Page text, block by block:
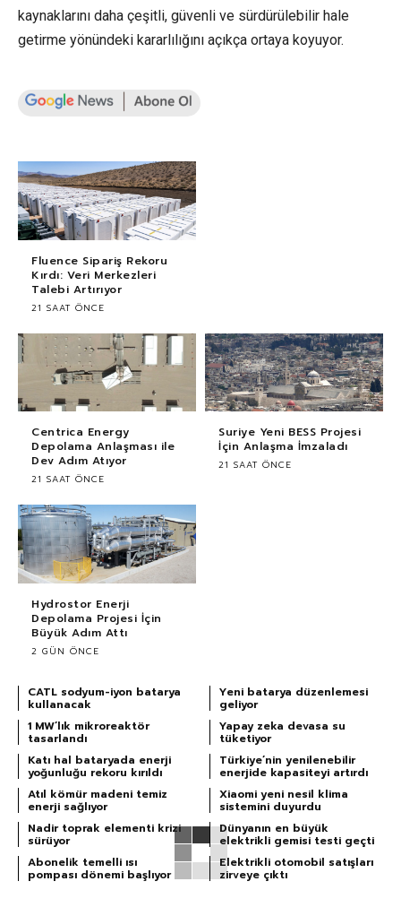
kaynaklarını daha çeşitli, güvenli ve sürdürülebilir hale
getirme yönündeki kararlılığını açıkça ortaya koyuyor.
Fluence Sipariş Rekoru
Kırdı: Veri Merkezleri
Talebi Artırıyor
21 SAAT ÖNCE
Centrica Energy
Depolama Anlaşması ile
Dev Adım Atıyor
21 SAAT ÖNCE
Suriye Yeni BESS Projesi
İçin Anlaşma İmzaladı
21 SAAT ÖNCE
Hydrostor Enerji
Depolama Projesi İçin
Büyük Adım Attı
2 GÜN ÖNCE
CATL sodyum-iyon batarya
kullanacak
Yeni batarya düzenlemesi
geliyor
1 MW’lık mikroreaktör
tasarlandı
Yapay zeka devasa su
tüketiyor
Katı hal bataryada enerji
yoğunluğu rekoru kırıldı
Türkiye’nin yenilenebilir
enerjide kapasiteyi artırdı
Atıl kömür madeni temiz
enerji sağlıyor
Xiaomi yeni nesil klima
sistemini duyurdu
Nadir toprak elementi krizi
sürüyor
Dünyanın en büyük
elektrikli gemisi testi geçti
Abonelik temelli ısı
pompası dönemi başlıyor
Elektrikli otomobil satışları
zirveye çıktı